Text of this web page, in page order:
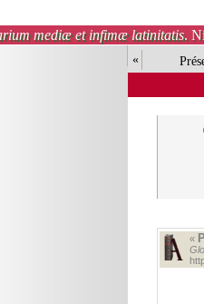
mediæ et infimæ latinitatis.
«
«